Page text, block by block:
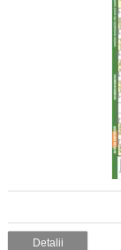
Detalii